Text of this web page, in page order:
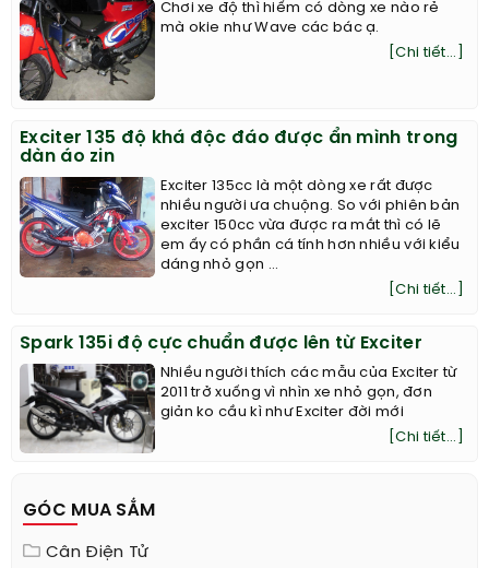
Chơi xe độ thì hiếm có dòng xe nào rẻ
mà okie như Wave các bác ạ.
[Chi tiết...]
Exciter 135 độ khá độc đáo được ẩn mình trong
dàn áo zin
Exciter 135cc là một dòng xe rất được
nhiều người ưa chuộng. So với phiên bản
exciter 150cc vừa được ra mắt thì có lẽ
em ấy có phần cá tính hơn nhiều với kiểu
dáng nhỏ gọn ...
[Chi tiết...]
Spark 135i độ cực chuẩn được lên từ Exciter
Nhiều người thích các mẫu của Exciter từ
2011 trở xuống vì nhìn xe nhỏ gọn, đơn
giản ko cầu kì như Exciter đời mới
[Chi tiết...]
GÓC MUA SẮM
Cân Điện Tử